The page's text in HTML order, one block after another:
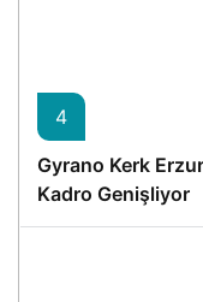
4
Gyrano Kerk
Kadro Genişliyor